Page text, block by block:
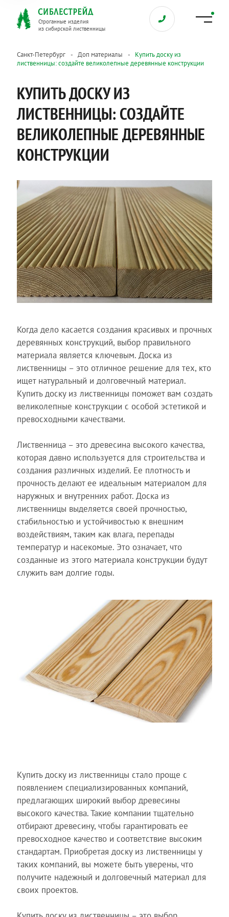
Строганные изделия
из сибирской лиственницы
Санкт-Петербург Доп материалы
Купить доску из
лиственницы: создайте великолепные деревянные конструкции
КУПИТЬ ДОСКУ ИЗ
ЛИСТВЕННИЦЫ: СОЗДАЙТЕ
ВЕЛИКОЛЕПНЫЕ ДЕРЕВЯННЫЕ
КОНСТРУКЦИИ
Когда дело касается создания красивых и прочных
деревянных конструкций, выбор правильного
материала является ключевым. Доска из
лиственницы – это отличное решение для тех, кто
ищет натуральный и долговечный материал.
Купить доску из лиственницы поможет вам создать
великолепные конструкции с особой эстетикой и
превосходными качествами.
Лиственница – это древесина высокого качества,
которая давно используется для строительства и
создания различных изделий. Ее плотность и
прочность делают ее идеальным материалом для
наружных и внутренних работ. Доска из
лиственницы выделяется своей прочностью,
стабильностью и устойчивостью к внешним
воздействиям, таким как влага, перепады
температур и насекомые. Это означает, что
созданные из этого материала конструкции будут
служить вам долгие годы.
Купить доску из лиственницы стало проще с
появлением специализированных компаний,
предлагающих широкий выбор древесины
высокого качества. Такие компании тщательно
отбирают древесину, чтобы гарантировать ее
превосходное качество и соответствие высоким
стандартам. Приобретая доску из лиственницы у
таких компаний, вы можете быть уверены, что
получите надежный и долговечный материал для
своих проектов.